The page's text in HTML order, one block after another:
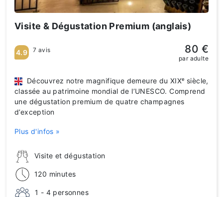
Visite & Dégustation Premium (anglais)
Visite et dégustation
120 minutes
1 - 4 personnes
Découvrez notre magnifique demeure du XIXᵉ siècle,
classée au patrimoine mondial de l’UNESCO. Comprend
une dégustation premium de quatre champagnes
d’exception
Plus d'infos »
4.9 7 avis 80 €
par adulte